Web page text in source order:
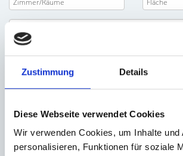
Zustimmung Details
Diese Webseite verwendet Cookies
Wir verwenden Cookies, um Inhalte und
personalisieren, Funktionen für soziale